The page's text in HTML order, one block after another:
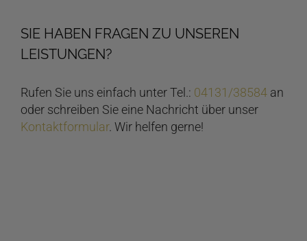
SIE HABEN FRAGEN ZU UNSEREN
LEISTUNGEN?
Rufen Sie uns einfach unter Tel.: 04131/38584 an
oder schreiben Sie eine Nachricht über unser
Kontaktformular. Wir helfen gerne!